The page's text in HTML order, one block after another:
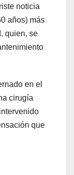
noticia
años) más
quien, se
en el
cirugía
que